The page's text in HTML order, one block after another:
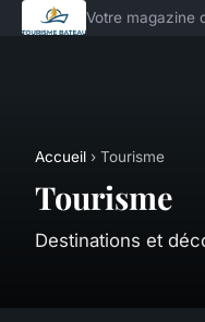
Votre magazine
Accueil › Tourisme
Tourisme
Destinations et